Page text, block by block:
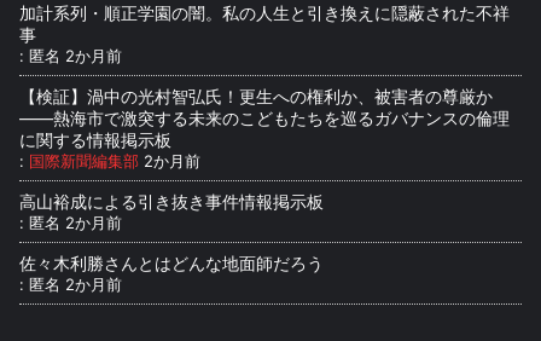
加計系列・順正学園の闇。私の人生と引き換えに隠蔽された不祥
事
: 匿名 2か月前
【検証】渦中の光村智弘氏！更生への権利か、被害者の尊厳か
――熱海市で激突する未来のこどもたちを巡るガバナンスの倫理
に関する情報掲示板
: 国際新聞編集部 2か月前
高山裕成による引き抜き事件情報掲示板
: 匿名 2か月前
佐々木利勝さんとはどんな地面師だろう
: 匿名 2か月前